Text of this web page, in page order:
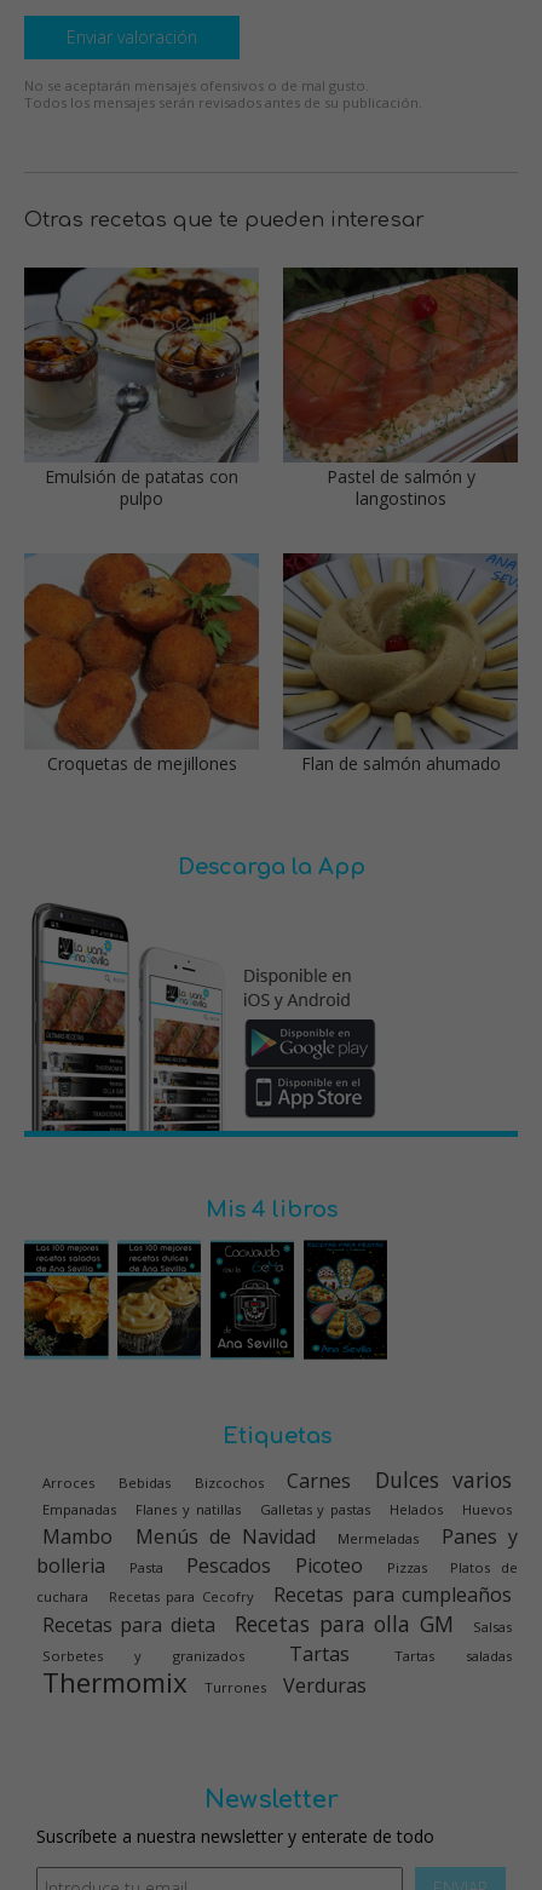
Enviar valoración
No se aceptarán mensajes ofensivos o de mal gusto.
Todos los mensajes serán revisados antes de su publicación.
Otras recetas que te pueden interesar
Emulsión de patatas con
pulpo
Pastel de salmón y
langostinos
Croquetas de mejillones Flan de salmón ahumado
Descarga la App
Mis 4 libros
Etiquetas
Arroces Bebidas Bizcochos Carnes Dulces varios
Empanadas Flanes y natillas Galletas y pastas Helados Huevos
Mambo Menús de Navidad Mermeladas
Panes y
bolleria
Pasta Pescados Picoteo Pizzas
Platos de
cuchara
Recetas para Cecofry
Recetas para cumpleaños
Recetas para dieta
Recetas para olla GM
Salsas
Sorbetes y granizados
Tartas Tartas saladas
Thermomix Turrones Verduras
Newsletter
Suscríbete a nuestra newsletter y enterate de todo